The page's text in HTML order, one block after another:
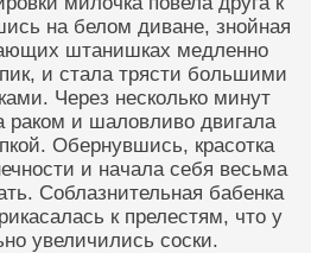
на белом диване, знойная
штанишках медленно
и стала трясти большими
Через несколько минут
раком и шаловливо двигала
Обернувшись, красотка
и начала себя весьма
Соблазнительная бабенка
к прелестям, что у
увеличились соски.